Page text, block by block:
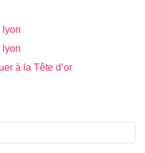
lyon
lyon
à la Tête d’or